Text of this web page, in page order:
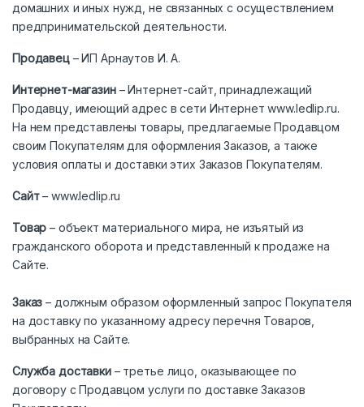
домашних и иных нужд, не связанных с осуществлением
предпринимательской деятельности.
Продавец– ИП Арнаутов И. А.
Интернет-магазин– Интернет-сайт, принадлежащий
Продавцу, имеющий адрес в сети Интернет www.ledlip.ru.
На нем представлены товары, предлагаемые Продавцом
своим Покупателям для оформления Заказов, а также
условия оплаты и доставки этих Заказов Покупателям.
Сайт–www.ledlip.ru
Товар – объект материального мира, не изъятый из
гражданского оборота и представленный к продаже на
Сайте.
Заказ – должным образом оформленный запрос Покупателя
на доставку по указанному адресу перечня Товаров,
выбранных на Сайте.
Служба доставки– третье лицо, оказывающее по
договору с Продавцом услуги по доставке Заказов